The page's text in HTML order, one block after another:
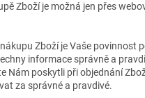
Zboží je možná jen přes
Zboží je Vaše povinnost
informace správně a
Nám poskytli při objednání
za správné a pravdivé.